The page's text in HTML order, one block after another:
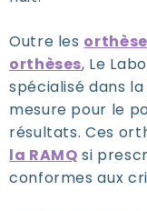
Outre les
orthèses, Le
spécialisé dans
mesure pour le
résultats. Ces
la RAMQ si
conformes aux